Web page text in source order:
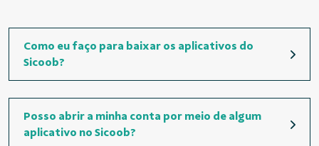
Como eu faço para baixar os aplicativos do
Sicoob?
Posso abrir a minha conta por meio de algum
aplicativo no Sicoob?